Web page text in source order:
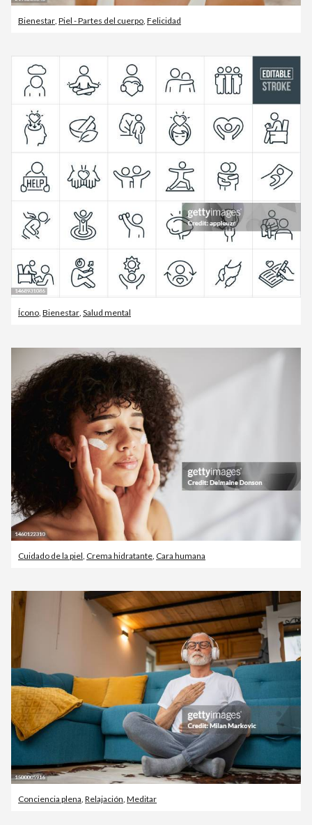
Bienestar Piel - Partes del cuerpo Felicidad
Ícono Bienestar Salud mental
Cuidado de la piel Crema hidratante Cara humana
Conciencia plena, Relajación, Meditar